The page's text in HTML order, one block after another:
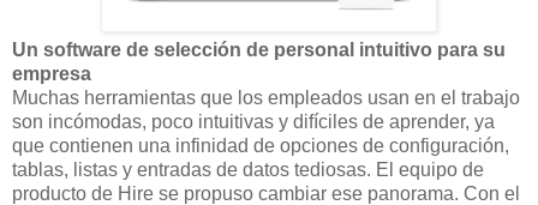
Un software de selección de personal intuitivo para su
empresa
Muchas herramientas que los empleados usan en el trabajo
son incómodas, poco intuitivas y difíciles de aprender, ya
que contienen una infinidad de opciones de configuración,
tablas, listas y entradas de datos tediosas. El equipo de
producto de Hire se propuso cambiar ese panorama. Con el